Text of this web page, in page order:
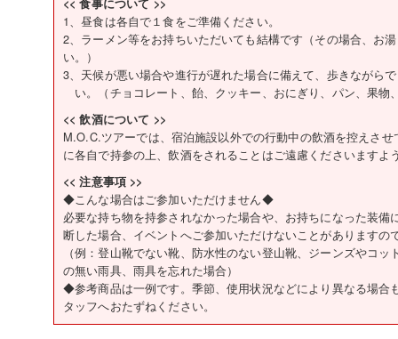
<< 食事について >>
1、昼食は各自で１食をご準備ください。
2、ラーメン等をお持ちいただいても結構です（その場合、お
い。）
3、天候が悪い場合や進行が遅れた場合に備えて、歩きながら
い。（チョコレート、飴、クッキー、おにぎり、パン、果物
<< 飲酒について >>
M.O.C.ツアーでは、宿泊施設以外での行動中の飲酒を控えさ
に各自で持参の上、飲酒をされることはご遠慮くださいますよ
<< 注意事項 >>
◆こんな場合はご参加いただけません◆
必要な持ち物を持参されなかった場合や、お持ちになった装
断した場合、イベントへご参加いただけないことがありますの
（例：登山靴でない靴、防水性のない登山靴、ジーンズやコ
の無い雨具、雨具を忘れた場合）
◆参考商品は一例です。季節、使用状況などにより異なる場合
タッフへおたずねください。